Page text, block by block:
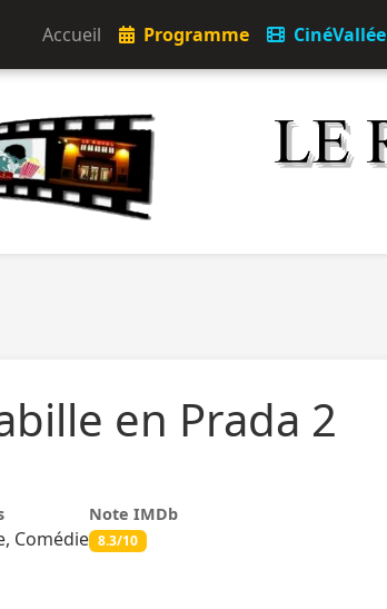
Accueil Programme CinéVallée
en Prada 2
Comédie
Note IMDb
8.3/10